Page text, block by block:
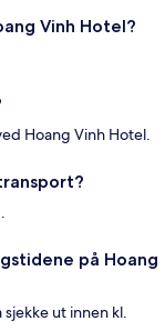
Vinh Hotel?
Hoang Vinh Hotel.
på Hoang
sjekke ut innen kl.